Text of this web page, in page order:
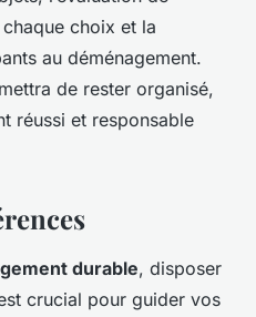
choix et la
au déménagement.
de rester organisé,
réussi et responsable
durable, disposer
crucial pour guider vos